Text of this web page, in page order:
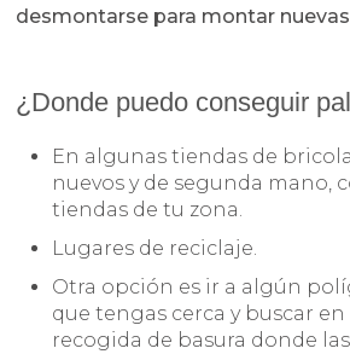
desmontarse para montar
¿Donde puedo conseguir
En algunas tiendas de
nuevos y de segunda mano,
tiendas de tu zona.
Lugares de reciclaje.
Otra opción es ir a algún
que tengas cerca y buscar en
recogida de basura donde